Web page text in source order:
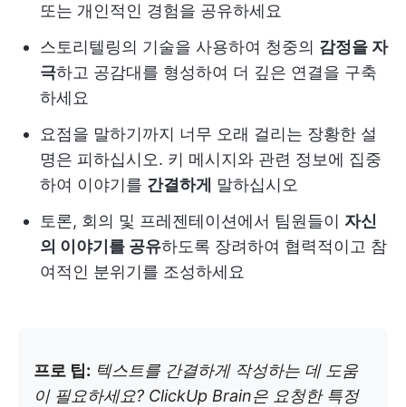
또는 개인적인 경험을 공유하세요
스토리텔링의 기술을 사용하여 청중의 감정을 자
극하고 공감대를 형성하여 더 깊은 연결을 구축
하세요
요점을 말하기까지 너무 오래 걸리는 장황한 설
명은 피하십시오. 키 메시지와 관련 정보에 집중
하여 이야기를 간결하게 말하십시오
토론, 회의 및 프레젠테이션에서 팀원들이 자신
의 이야기를 공유하도록 장려하여 협력적이고 참
여적인 분위기를 조성하세요
프로 팁: 텍스트를 간결하게 작성하는 데 도움
이 필요하세요? ClickUp Brain은 요청한 특정